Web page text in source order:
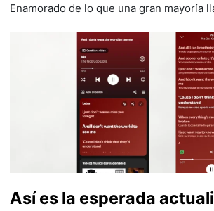
Enamorado de lo que una gran mayoría
Así es la esperada